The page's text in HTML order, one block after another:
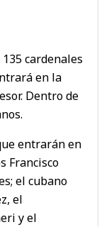
cardenales
en la
Dentro de
entrarán en
Francisco
el cubano
el
y el